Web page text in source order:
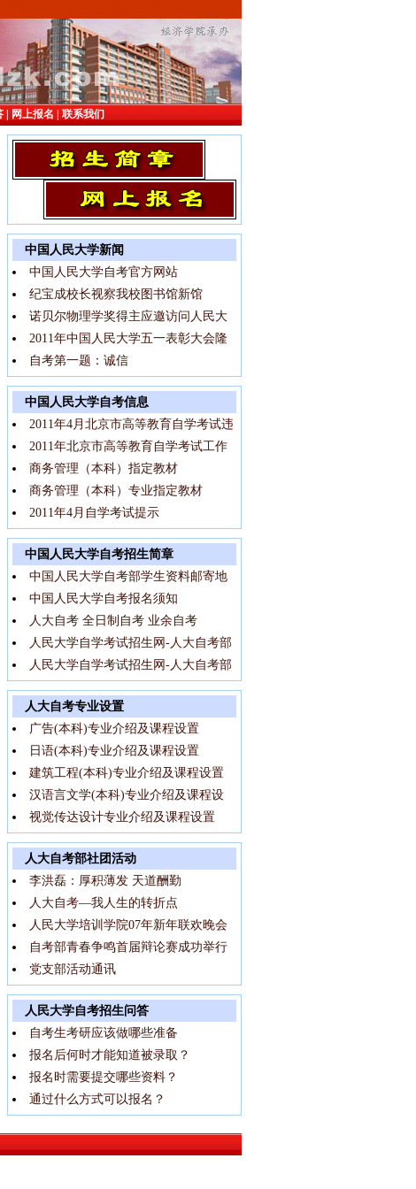
| 网上报名 联系我们
中国人民大学新闻
中国人民大学自考官方网站
纪宝成校长视察我校图书馆新馆
诺贝尔物理学奖得主应邀访问人民大
2011年中国人民大学五一表彰大会隆
自考第一题：诚信
中国人民大学自考信息
2011年4月北京市高等教育自学考试违
2011年北京市高等教育自学考试工作
商务管理（本科）指定教材
商务管理（本科）专业指定教材
2011年4月自学考试提示
中国人民大学自考招生简章
中国人民大学自考部学生资料邮寄地
中国人民大学自考报名须知
人大自考 全日制自考 业余自考
人民大学自学考试招生网-人大自考部
人民大学自学考试招生网-人大自考部
人大自考专业设置
广告(本科)专业介绍及课程设置
日语(本科)专业介绍及课程设置
建筑工程(本科)专业介绍及课程设置
汉语言文学(本科)专业介绍及课程设
视觉传达设计专业介绍及课程设置
人大自考部社团活动
李洪磊：厚积薄发 天道酬勤
人大自考—我人生的转折点
人民大学培训学院07年新年联欢晚会
自考部青春争鸣首届辩论赛成功举行
党支部活动通讯
人民大学自考招生问答
自考生考研应该做哪些准备
报名后何时才能知道被录取？
报名时需要提交哪些资料？
通过什么方式可以报名？